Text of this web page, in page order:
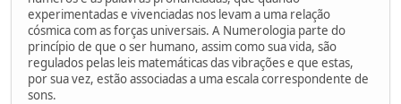
experimentadas e vivenciadas nos levam a uma relação
cósmica com as forças universais. A Numerologia parte do
princípio de que o ser humano, assim como sua vida, são
regulados pelas leis matemáticas das vibrações e que estas,
por sua vez, estão associadas a uma escala correspondente de
sons.